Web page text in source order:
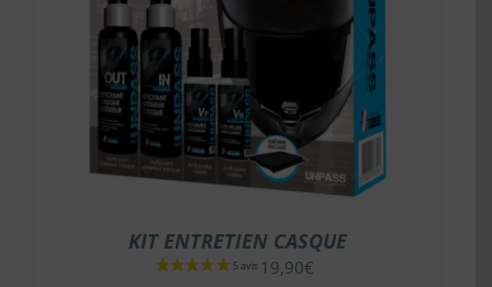
KIT ENTRETIEN CASQUE
19,90€